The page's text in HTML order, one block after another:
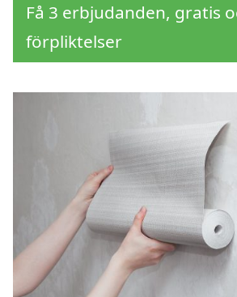
Få 3 erbjudanden, gratis
förpliktelser